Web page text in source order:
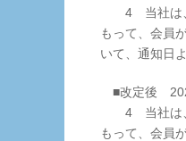
4 当社は、
もって、会員
いて、通知日
■改定後
4 当社は、
もって、会員